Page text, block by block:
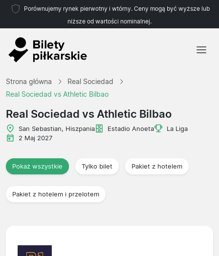
Porównujemy rynek pierwotny i wtórny. Ceny mogą być wyższe lub
niższe od wartości nominalnej.
Drużyny
Ligi
Biura podróży
Strona główna
Real Sociedad
Real Sociedad vs Athletic Bilbao
Real Sociedad vs Athletic Bilbao
San Sebastian, Hiszpania Estadio Anoeta
La Liga
2 Maj 2027
Pokaż wszystkie Tylko bilet Pakiet z hotelem
Pakiet z hotelem i przelotem